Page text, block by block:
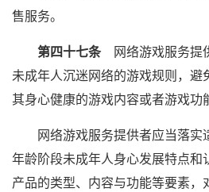
售服务。
第四十七条网络游戏服务提
未成年人沉迷网络的游戏规则，避
其身心健康的游戏内容或者游戏功
网络游戏服务提供者应当落实
年龄阶段未成年人身心发展特点和
产品的类型、内容与功能等要素，